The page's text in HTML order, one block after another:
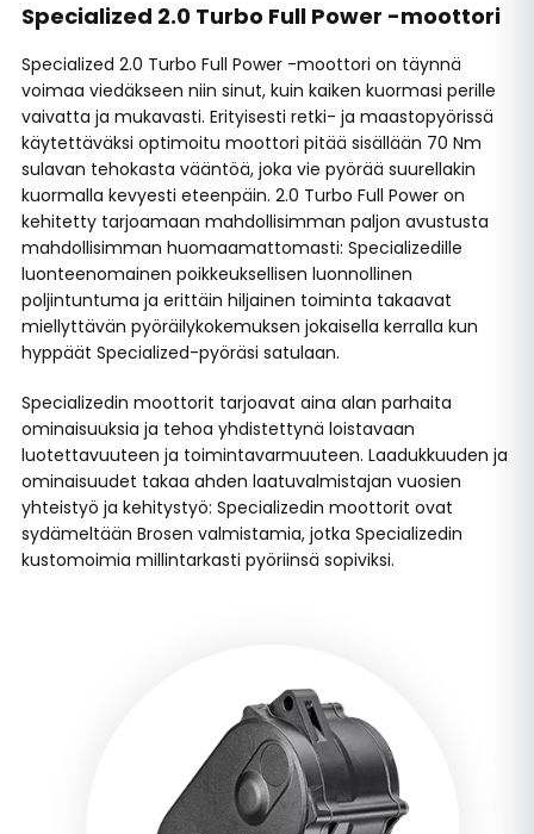
Specialized 2.0 Turbo Full Power -moottori
Specialized 2.0 Turbo Full Power -moottori on täynnä
voimaa viedäkseen niin sinut, kuin kaiken kuormasi perille
vaivatta ja mukavasti. Erityisesti retki- ja maastopyörissä
käytettäväksi optimoitu moottori pitää sisällään 70 Nm
sulavan tehokasta vääntöä, joka vie pyörää suurellakin
kuormalla kevyesti eteenpäin. 2.0 Turbo Full Power on
kehitetty tarjoamaan mahdollisimman paljon avustusta
mahdollisimman huomaamattomasti: Specializedille
luonteenomainen poikkeuksellisen luonnollinen
poljintuntuma ja erittäin hiljainen toiminta takaavat
miellyttävän pyöräilykokemuksen jokaisella kerralla kun
hyppäät Specialized-pyöräsi satulaan.
Specializedin moottorit tarjoavat aina alan parhaita
ominaisuuksia ja tehoa yhdistettynä loistavaan
luotettavuuteen ja toimintavarmuuteen. Laadukkuuden ja
ominaisuudet takaa ahden laatuvalmistajan vuosien
yhteistyö ja kehitystyö: Specializedin moottorit ovat
sydämeltään Brosen valmistamia, jotka Specializedin
kustomoimia millintarkasti pyöriinsä sopiviksi.